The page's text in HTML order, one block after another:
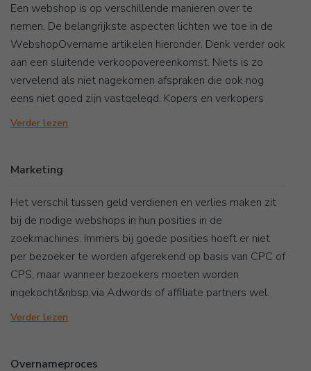
Een webshop is op verschillende manieren over te
nemen. De belangrijkste aspecten lichten we toe in de
WebshopOvername artikelen hieronder. Denk verder ook
aan een sluitende verkoopovereenkomst. Niets is zo
vervelend als niet nagekomen afspraken die ook nog
eens niet goed zijn vastgelegd. Kopers en verkopers
doen zichzelf en de ander een groot plezier met het
Verder lezen
Marketing
Het verschil tussen geld verdienen en verlies maken zit
bij de nodige webshops in hun posities in de
zoekmachines. Immers bij goede posities hoeft er niet
per bezoeker te worden afgerekend op basis van CPC of
CPS, maar wanneer bezoekers moeten worden
ingekocht&nbsp;via Adwords of affiliate partners wel.
Met de bovenstaande WebshopOvername artikelen
verdere ondersteuning, dan kunt u contact met ons
Verder lezen
Overnameproces